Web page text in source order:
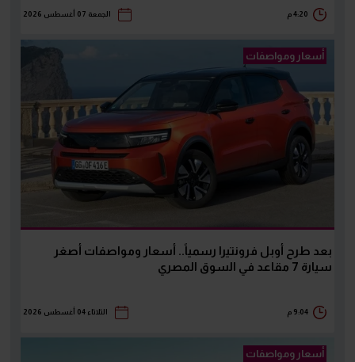
4:20 م الجمعة 07 أغسطس 2026
أسعار ومواصفات
بعد طرح أوبل فرونتيرا رسمياً.. أسعار ومواصفات أصغر
سيارة 7 مقاعد في السوق المصري
9:04 م الثلاثاء 04 أغسطس 2026
أسعار ومواصفات